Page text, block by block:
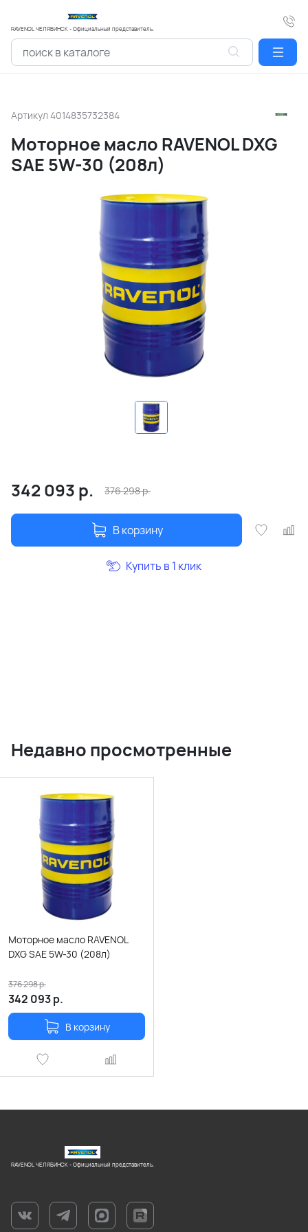
RAVENOL ЧЕЛЯБИНСК - Официальный представитель.
Артикул 4014835732384
Моторное масло RAVENOL DXG
SAE 5W-30 (208л)
342 093 р. 376 298р.
В корзину
Купить в 1 клик
Недавно просмотренные
Моторное масло RAVENOL
DXG SAE 5W-30 (208л)
342 093р.
376 298р.
В корзину
RAVENOL ЧЕЛЯБИНСК - Официальный представитель.